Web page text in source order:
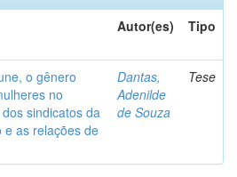
Autor(es) Tipo
o gênero
no
sindicatos da
e as relações de
Dantas,
Adenilde
de Souza
Tese